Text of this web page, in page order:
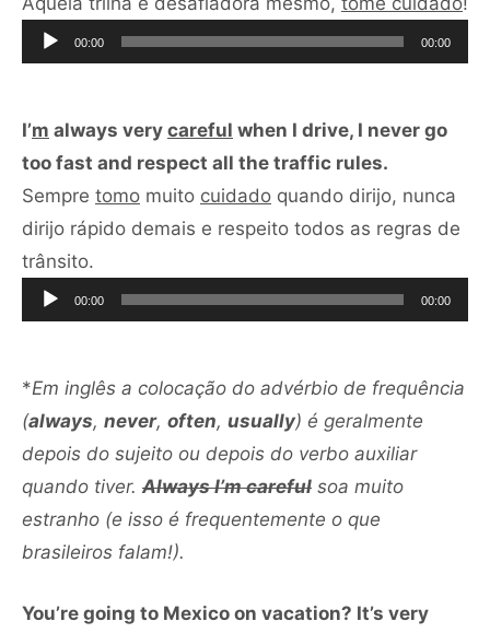
00:00 00:00
I’m always very careful when I drive, I never go
too fast and respect all the traffic rules.
Sempre tomo muito cuidado quando dirijo, nunca
dirijo rápido demais e respeito todos as regras de
trânsito.
de
áudio
00:00 00:00
*Em inglês a colocação do advérbio de frequência
(always, never, often, usually) é geralmente
depois do sujeito ou depois do verbo auxiliar
quando tiver. Always I’m careful soa muito
estranho (e isso é frequentemente o que
brasileiros falam!).
You’re going to Mexico on vacation? It’s very